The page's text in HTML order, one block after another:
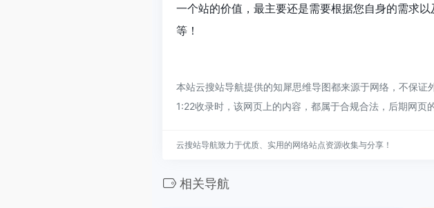
一个站的价值，最主要还是需要根据您自身的需求
等！
本站云搜站导航提供的知犀思维导图都来源于网络，不保
1:22收录时，该网页上的内容，都属于合规合法，后期网页
云搜站导航致力于优质、实用的网络站点资源收集与分享！
相关导航